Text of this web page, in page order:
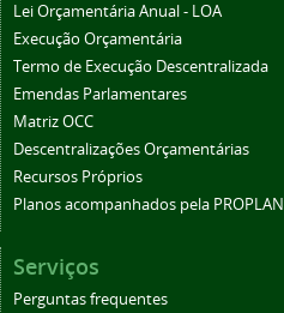
Lei Orçamentária Anual - LOA
Execução Orçamentária
Termo de Execução Descentralizada
Emendas Parlamentares
Matriz OCC
Descentralizações Orçamentárias
Recursos Próprios
Planos acompanhados pela PROPLAN
Serviços
Perguntas frequentes